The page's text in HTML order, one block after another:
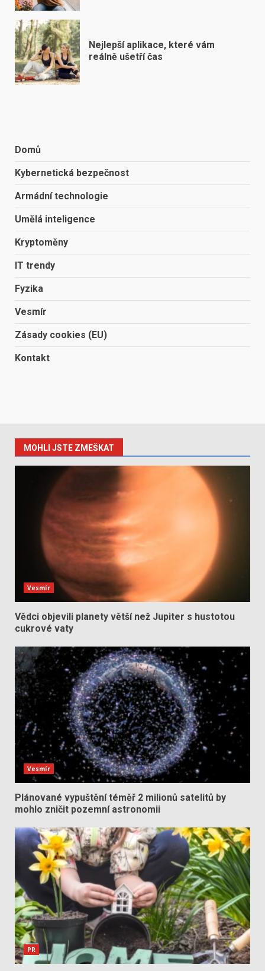
Nejlepší aplikace, které vám
reálně ušetří čas
Domů
Kybernetická bezpečnost
Armádní technologie
Umělá inteligence
Kryptoměny
IT trendy
Fyzika
Vesmír
Zásady cookies (EU)
Kontakt
MOHLI JSTE ZMEŠKAT
Vesmír
Vědci objevili planety větší než Jupiter s hustotou
cukrové vaty
Vesmír
Plánované vypuštění téměř 2 milionů satelitů by
mohlo zničit pozemní astronomii
PR